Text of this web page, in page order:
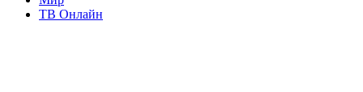
ТВ Онлайн